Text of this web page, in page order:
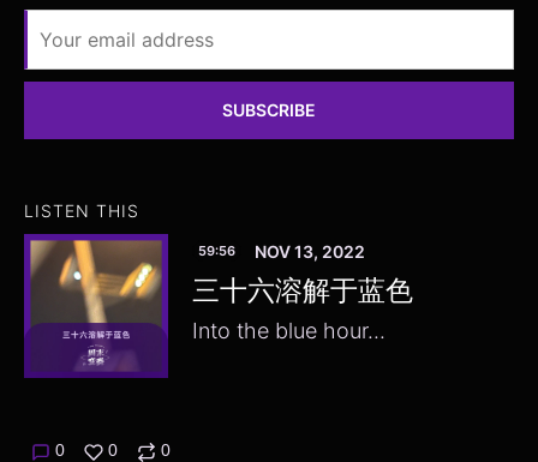
SUBSCRIBE
LISTEN THIS
59:56 NOV 13, 2022
三十六溶解于蓝色
Into the blue hour...